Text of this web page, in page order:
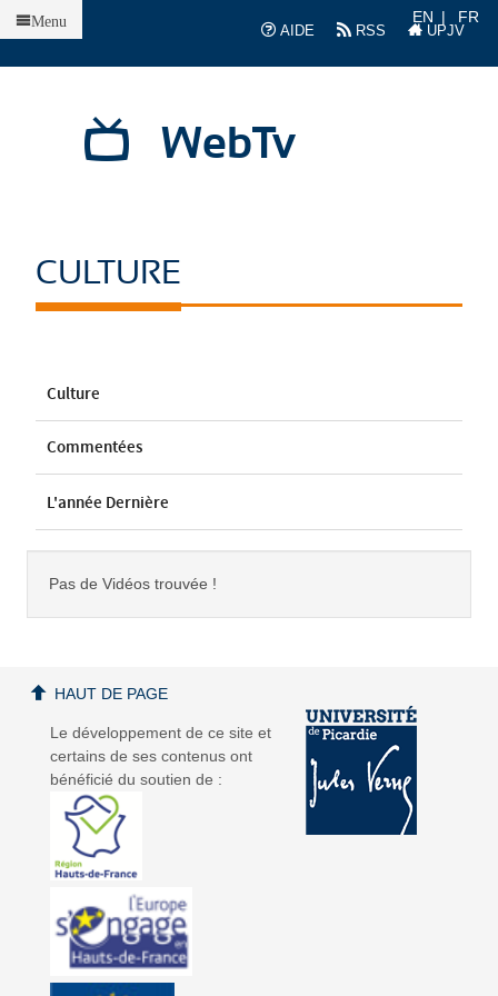
AIDE
RSS UPJV
EN FR
WebTv
Menu
CULTURE
Culture
Commentées
L'année Dernière
Pas de Vidéos trouvée !
Le développement de ce site et
certains de ses contenus ont
bénéficié du soutien de :
HAUT DE PAGE